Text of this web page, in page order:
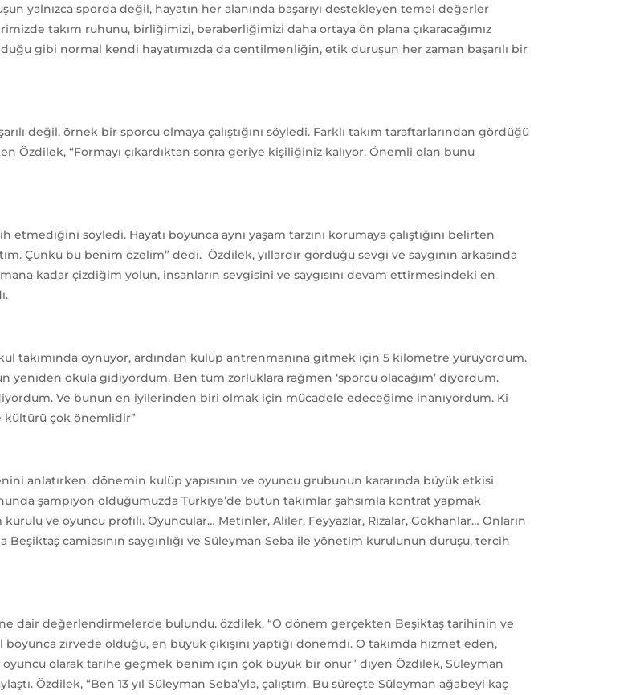
yalnızca sporda değil, hayatın her alanında başarıyı destekleyen temel değerler
takım ruhunu, birliğimizi, beraberliğimizi daha ortaya ön plana çıkaracağımız
gibi normal kendi hayatımızda da centilmenliğin, etik duruşun her zaman başarılı bir
değil, örnek bir sporcu olmaya çalıştığını söyledi. Farklı takım taraftarlarından gördüğü
Özdilek, “Formayı çıkardıktan sonra geriye kişiliğiniz kalıyor. Önemli olan bunu
söyledi. Hayatı boyunca aynı yaşam tarzını korumaya çalıştığını belirten
Çünkü bu benim özelim” dedi. Özdilek, yıllardır gördüğü sevgi ve saygının arkasında
kadar çizdiğim yolun, insanların sevgisini ve saygısını devam ettirmesindeki en
takımında oynuyor, ardından kulüp antrenmanına gitmek için 5 kilometre yürüyordum.
yeniden okula gidiyordum. Ben tüm zorluklara rağmen ‘sporcu olacağım’ diyordum.
diyordum. Ve bunun en iyilerinden biri olmak için mücadele edeceğime inanıyordum. Ki
kültürü çok önemlidir”
anlatırken, dönemin kulüp yapısının ve oyuncu grubunun kararında büyük etkisi
şampiyon olduğumuzda Türkiye’de bütün takımlar şahsımla kontrat yapmak
ve oyuncu profili. Oyuncular… Metinler, Aliler, Feyyazlar, Rızalar, Gökhanlar… Onların
camiasının saygınlığı ve Süleyman Seba ile yönetim kurulunun duruşu, tercih
dair değerlendirmelerde bulundu. özdilek. “O dönem gerçekten Beşiktaş tarihinin ve
zirvede olduğu, en büyük çıkışını yaptığı dönemdi. O takımda hizmet eden,
olarak tarihe geçmek benim için çok büyük bir onur” diyen Özdilek, Süleyman
Özdilek, “Ben 13 yıl Süleyman Seba’yla, çalıştım. Bu süreçte Süleyman ağabeyi kaç